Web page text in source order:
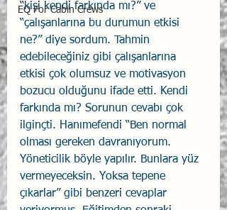
EQ For Cabin Crews
“kişi kendi farkında mı?” ve
“çalışanlarına bu durumun etkisi
ne?” diye sordum. Tahmin
edebileceğiniz gibi çalışanlarına
etkisi çok olumsuz ve motivasyon
bozucu olduğunu ifade etti. Kendi
farkında mı? Sorunun cevabı çok
ilginçti. Hanımefendi “Ben normal
olması gereken davranıyorum.
Yöneticilik böyle yapılır. Bunlara yüz
vermeyeceksin. Yoksa tepene
çıkarlar” gibi benzeri cevaplar